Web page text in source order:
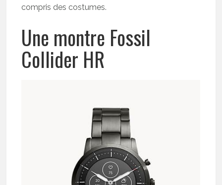
compris des costumes.
Une montre Fossil
Collider HR